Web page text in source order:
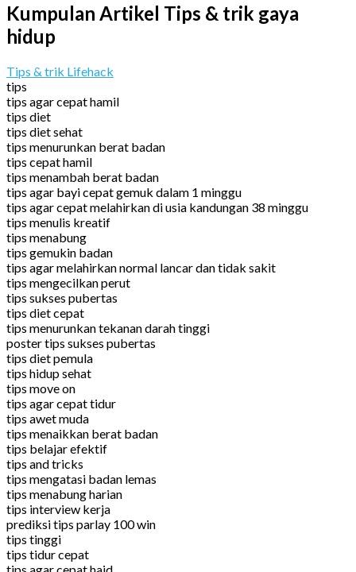
Kumpulan Artikel Tips & trik gaya
hidup
Tips & trik Lifehack
tips
tips agar cepat hamil
tips diet
tips diet sehat
tips menurunkan berat badan
tips cepat hamil
tips menambah berat badan
tips agar bayi cepat gemuk dalam 1 minggu
tips agar cepat melahirkan di usia kandungan 38 minggu
tips menulis kreatif
tips menabung
tips gemukin badan
tips agar melahirkan normal lancar dan tidak sakit
tips mengecilkan perut
tips sukses pubertas
tips diet cepat
tips menurunkan tekanan darah tinggi
poster tips sukses pubertas
tips diet pemula
tips hidup sehat
tips move on
tips agar cepat tidur
tips awet muda
tips menaikkan berat badan
tips belajar efektif
tips and tricks
tips mengatasi badan lemas
tips menabung harian
tips interview kerja
prediksi tips parlay 100 win
tips tinggi
tips tidur cepat
tips agar cepat haid